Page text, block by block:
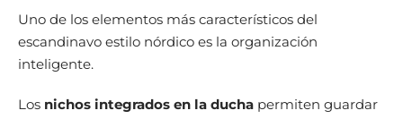
Uno de los elementos más característicos del
escandinavo estilo nórdico es la organización
inteligente.
Los nichos integrados en la ducha permiten guardar